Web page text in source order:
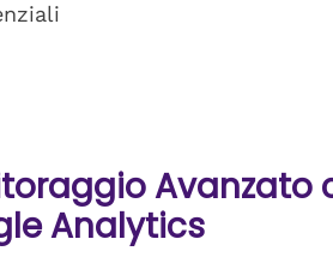
Avanzato
Analytics